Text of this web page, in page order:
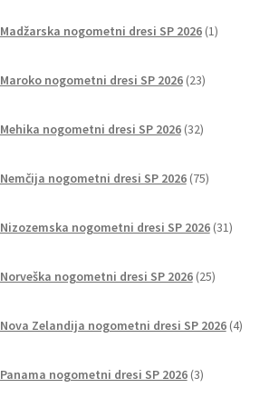
Madžarska nogometni dresi SP 2026 1izdelek
Maroko nogometni dresi SP 2026 23izdelkov
Mehika nogometni dresi SP 2026 32izdelkov
Nemčija nogometni dresi SP 2026 75izdelkov
Nizozemska nogometni dresi SP 2026 31izdelkov
Norveška nogometni dresi SP 2026 25izdelkov
Nova Zelandija nogometni dresi SP 2026 4izdelki
Panama nogometni dresi SP 2026 3izdelki